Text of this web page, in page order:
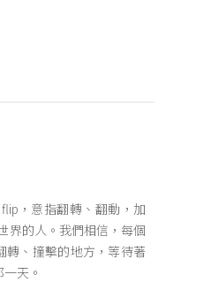
，意指翻轉、翻動，加
界的人。我們相信，每個
轉、撞擊的地方，等待著
天。